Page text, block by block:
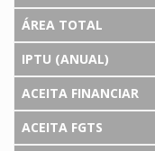
ÁREA TOTAL
IPTU (ANUAL)
ACEITA FINANCIAR
ACEITA FGTS